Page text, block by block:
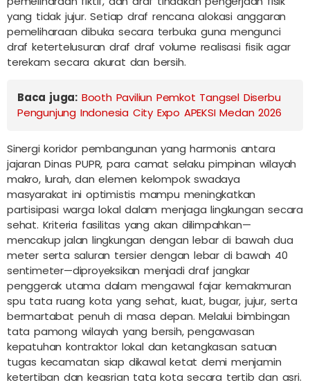
yang tidak jujur. Setiap draf rencana alokasi anggaran
pemeliharaan dibuka secara terbuka guna mengunci
draf ketertelusuran draf draf volume realisasi fisik agar
terekam secara akurat dan bersih.
Baca juga: Booth Paviliun Pemkot Tangsel Diserbu
Pengunjung Indonesia City Expo APEKSI Medan 2026
Sinergi koridor pembangunan yang harmonis antara
jajaran Dinas PUPR, para camat selaku pimpinan wilayah
makro, lurah, dan elemen kelompok swadaya
masyarakat ini optimistis mampu meningkatkan
partisipasi warga lokal dalam menjaga lingkungan secara
sehat. Kriteria fasilitas yang akan dilimpahkan—
mencakup jalan lingkungan dengan lebar di bawah dua
meter serta saluran tersier dengan lebar di bawah 40
sentimeter—diproyeksikan menjadi draf jangkar
penggerak utama dalam mengawal fajar kemakmuran
spu tata ruang kota yang sehat, kuat, bugar, jujur, serta
bermartabat penuh di masa depan. Melalui bimbingan
tata pamong wilayah yang bersih, pengawasan
kepatuhan kontraktor lokal dan ketangkasan satuan
tugas kecamatan siap dikawal ketat demi menjamin
ketertiban dan keasrian tata kota secara tertib dan asri.